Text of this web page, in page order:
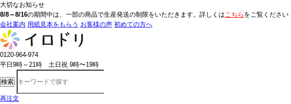
大切なお知らせ
8/8～8/16の期間中は、一部の商品で生産発送の制限をいただきます。詳しくはこちら をご覧ください
会社案内 用紙見本をもらう お客様の声 初めての方へ
0120-964-974
平日9時～21時 土日祝 9時〜19時
検索
再注文